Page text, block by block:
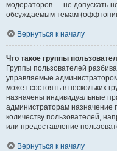
модераторов — не допускать
обсуждаемым темам
Вернуться к началу
Что такое группы
Группы пользователей
управляемые
может состоять в нескольких
назначены индивидуальные
администраторам назначение
количеству пользователей,
или предоставление
Вернуться к началу